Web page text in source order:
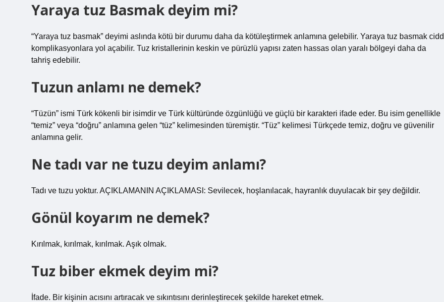
Yaraya tuz Basmak deyim mi?
“Yaraya tuz basmak” deyimi aslında kötü bir durumu daha da kötüleştirmek anlamına gelebilir. Yaraya tuz basmak
komplikasyonlara yol açabilir. Tuz kristallerinin keskin ve pürüzlü yapısı zaten hassas olan yaralı bölgeyi daha da
tahriş edebilir.
Tuzun anlamı ne demek?
“Tüzün” ismi Türk kökenli bir isimdir ve Türk kültüründe özgünlüğü ve güçlü bir karakteri ifade eder. Bu isim genellikle
“temiz” veya “doğru” anlamına gelen “tüz” kelimesinden türemiştir. “Tüz” kelimesi Türkçede temiz, doğru ve güvenilir
anlamına gelir.
Ne tadı var ne tuzu deyim anlamı?
Tadı ve tuzu yoktur. AÇIKLAMANIN AÇIKLAMASI: Sevilecek, hoşlanılacak, hayranlık duyulacak bir şey değildir.
Gönül koyarım ne demek?
Kırılmak, kırılmak, kırılmak. Aşık olmak.
Tuz biber ekmek deyim mi?
İfade. Bir kişinin acısını artıracak ve sıkıntısını derinleştirecek şekilde hareket etmek.